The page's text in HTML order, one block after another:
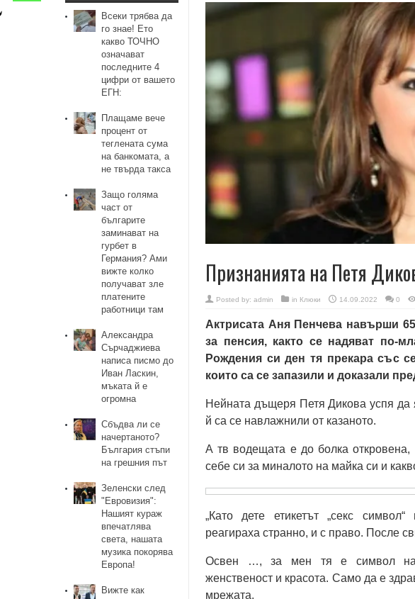
Признанията на Петя
Posted by: admin in Клюки 14.09.2022 0
Актрисата Аня Пенчева навърши
за пенсия, както се надяват по-
Рождения си ден тя прекара със
които са се запазили и доказали
Нейната дъщеря Петя Дикова успя да
й са се навлажнили от казаното.
А тв водещата е до болка
себе си за миналото на майка си и
„Като дете етикетът „секс
реагираха странно, и с право. После
Освен …, за мен тя е символ на
женственост и красота. Само да е
мрежата.
Всеки трябва да
го знае! Ето
какво ТОЧНО
означават
последните 4
цифри от вашето
ЕГН:
Плащаме вече
процент от
теглената сума
на банкомата, а
не твърда такса
Защо голяма
част от
българите
заминават на
гурбет в
Германия? Ами
вижте колко
получават зле
платените
работници там
Александра
Сърчаджиева
написа писмо до
Иван Ласкин,
мъката й е
огромна
Сбъдва ли се
начертаното?
България стъпи
на грешния път
Зеленски след
"Евровизия":
Нашият кураж
впечатлява
света, нашата
музика покорява
Европа!
Вижте как